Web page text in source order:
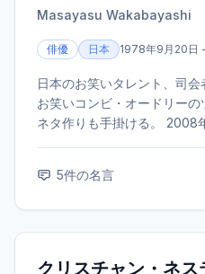
Masayasu Wakabayashi
俳優 日本 1978年9月20日 -
日本のお笑いタレント、司会
お笑いコンビ・オードリー
ネタ作りも手掛ける。 2008
レブ犬とカバーニャ要塞の野
と子犬の7日間』で第37回日
5件の名言
クリスチャン・ネ